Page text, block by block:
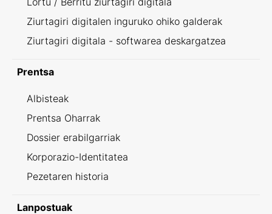
Ziurtagiri digitalen inguruko ohiko galderak
Ziurtagiri digitala - softwarea deskargatzea
Prentsa
Albisteak
Prentsa Oharrak
Dossier erabilgarriak
Korporazio-Identitatea
Pezetaren historia
Lanpostuak